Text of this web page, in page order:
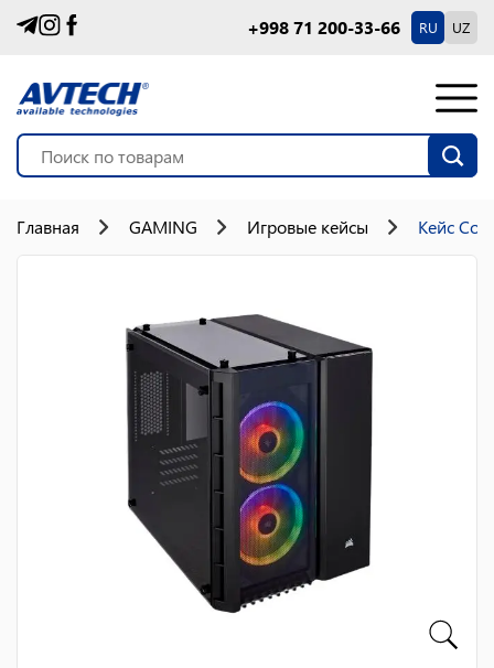
+998 71 200-33-66 RU UZ
Главная GAMING Игровые кейсы Кейс